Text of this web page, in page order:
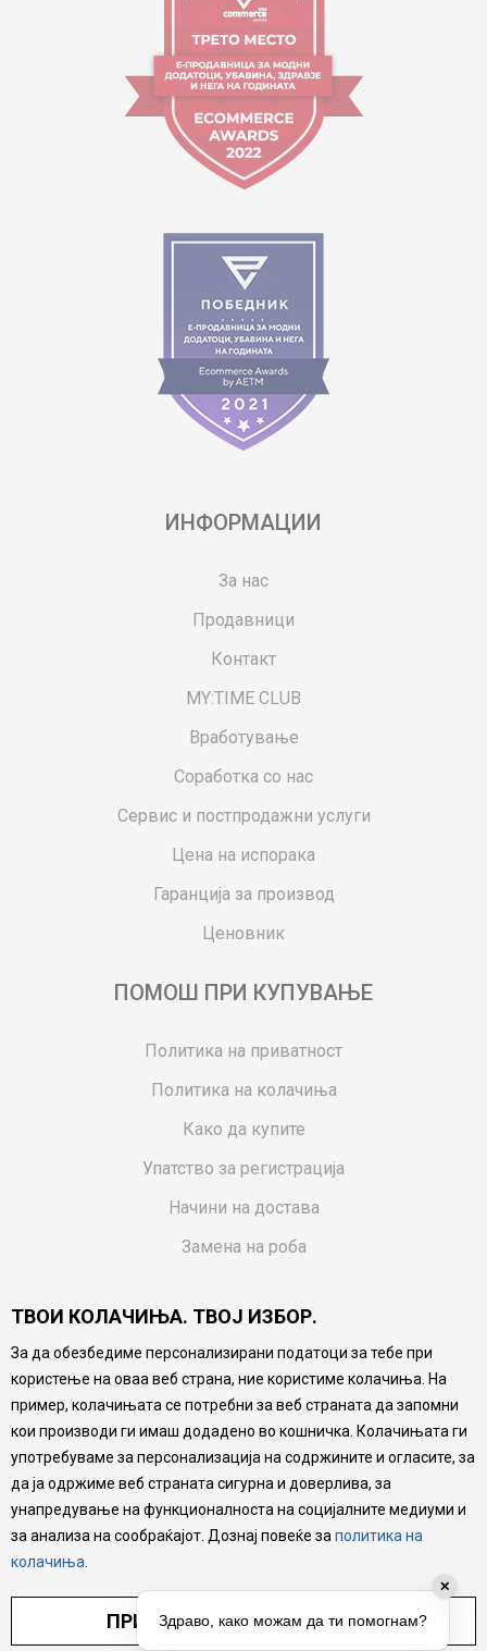
ИНФОРМАЦИИ
За нас
Продавници
Контакт
MY:TIME CLUB
Вработување
Соработка со нас
Сервис и постпродажни услуги
Цена на испорака
Гаранција за производ
Ценовник
ПОМОШ ПРИ КУПУВАЊЕ
Политика на приватност
Политика на колачиња
Како да купите
Упатство за регистрација
Начини на достава
Замена на роба
Ваучери
Product Finder
FAQs
Настојуваме да бидеме што попрецизни во описот на
производите, прикажување на слики и цени, но не
можеме да гарантираме дека сите информации се
комплетни и без грешка. Сите производи се дел од
нашата понуда, но не се подразбира дека мора да се
достапни во секој момент.
ТВОИ КОЛАЧИЊА. ТВОЈ ИЗБОР.
За да обезбедиме персонализирани податоци за тебе при
користење на оваа веб страна, ние користиме колачиња. На
пример, колачињата се потребни за веб страната да запомни
кои производи ги имаш додадено во кошничка. Колачињата ги
употребуваме за персонализација на содржините и огласите, за
да ја одржиме веб страната сигурна и доверлива, за
унапредување на функционалноста на социјалните медиуми и
за анализа на сообраќајот. Дознај повеќе за политика на
колачиња
ПРИЛАГОДИ ПОСТАВУВАЊА
✕
Здраво, како можам да ти помогнам?